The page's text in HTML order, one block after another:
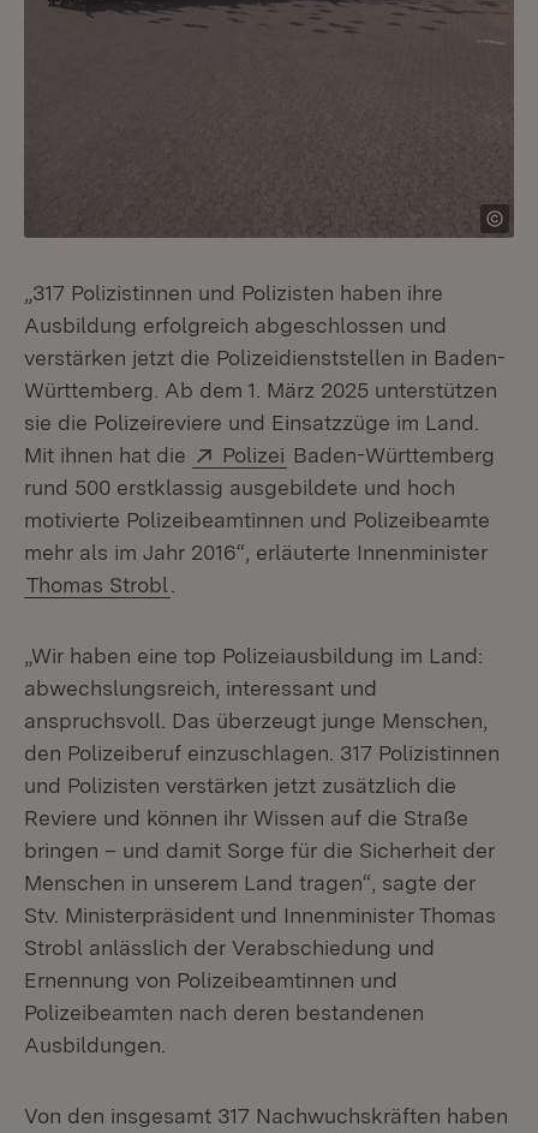
„317 Polizistinnen und Polizisten haben ihre
Ausbildung erfolgreich abgeschlossen und
verstärken jetzt die Polizeidienststellen in Baden-
Württemberg. Ab dem 1. März 2025 unterstützen
sie die Polizeireviere und Einsatzzüge im Land.
Mit ihnen hat die
Extern:
Polizei (Öffnet in neuem Fenster)
Baden-Württemberg
rund 500 erstklassig ausgebildete und hoch
motivierte Polizeibeamtinnen und Polizeibeamte
mehr als im Jahr 2016“, erläuterte Innenminister
Thomas Strobl
„Wir haben eine top Polizeiausbildung im Land:
abwechslungsreich, interessant und
anspruchsvoll. Das überzeugt junge Menschen,
den Polizeiberuf einzuschlagen. 317 Polizistinnen
und Polizisten verstärken jetzt zusätzlich die
Reviere und können ihr Wissen auf die Straße
bringen – und damit Sorge für die Sicherheit der
Menschen in unserem Land tragen“, sagte der
Stv. Ministerpräsident und Innenminister Thomas
Strobl anlässlich der Verabschiedung und
Ernennung von Polizeibeamtinnen und
Polizeibeamten nach deren bestandenen
Ausbildungen.
Von den insgesamt 317 Nachwuchskräften haben